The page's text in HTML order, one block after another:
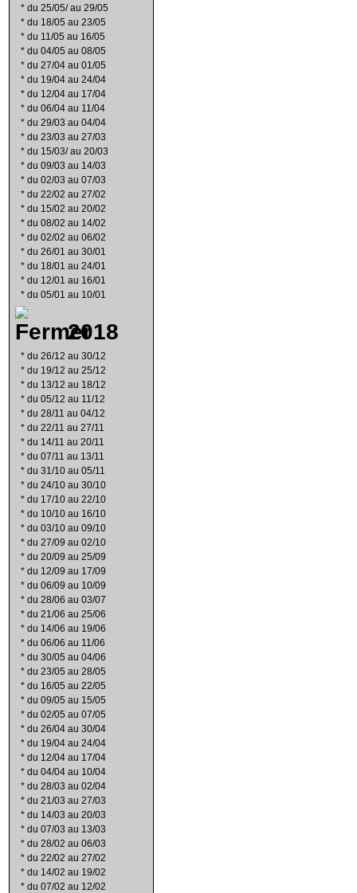
* du 25/05/ au 29/05
* du 18/05 au 23/05
* du 11/05 au 16/05
* du 04/05 au 08/05
* du 27/04 au 01/05
* du 19/04 au 24/04
* du 12/04 au 17/04
* du 06/04 au 11/04
* du 29/03 au 04/04
* du 23/03 au 27/03
* du 15/03/ au 20/03
* du 09/03 au 14/03
* du 02/03 au 07/03
* du 22/02 au 27/02
* du 15/02 au 20/02
* du 08/02 au 14/02
* du 02/02 au 06/02
* du 26/01 au 30/01
* du 18/01 au 24/01
* du 12/01 au 16/01
* du 05/01 au 10/01
2018
* du 26/12 au 30/12
* du 19/12 au 25/12
* du 13/12 au 18/12
* du 05/12 au 11/12
* du 28/11 au 04/12
* du 22/11 au 27/11
* du 14/11 au 20/11
* du 07/11 au 13/11
* du 31/10 au 05/11
* du 24/10 au 30/10
* du 17/10 au 22/10
* du 10/10 au 16/10
* du 03/10 au 09/10
* du 27/09 au 02/10
* du 20/09 au 25/09
* du 12/09 au 17/09
* du 06/09 au 10/09
* du 28/06 au 03/07
* du 21/06 au 25/06
* du 14/06 au 19/06
* du 06/06 au 11/06
* du 30/05 au 04/06
* du 23/05 au 28/05
* du 16/05 au 22/05
* du 09/05 au 15/05
* du 02/05 au 07/05
* du 26/04 au 30/04
* du 19/04 au 24/04
* du 12/04 au 17/04
* du 04/04 au 10/04
* du 28/03 au 02/04
* du 21/03 au 27/03
* du 14/03 au 20/03
* du 07/03 au 13/03
* du 28/02 au 06/03
* du 22/02 au 27/02
* du 14/02 au 19/02
* du 07/02 au 12/02